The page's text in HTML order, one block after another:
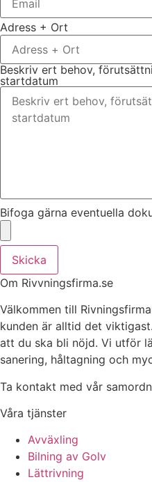
Adress + Ort
Beskriv ert behov,
startdatum
Bifoga gärna eventuella
Skicka
Om Rivvningsfirma.se
Välkommen till
kunden är alltid det
att du ska bli nöjd. Vi utför
sanering, håltagning och
Ta kontakt med vår
Våra tjänster
Avväxling
Bilning av Golv
Lättrivning